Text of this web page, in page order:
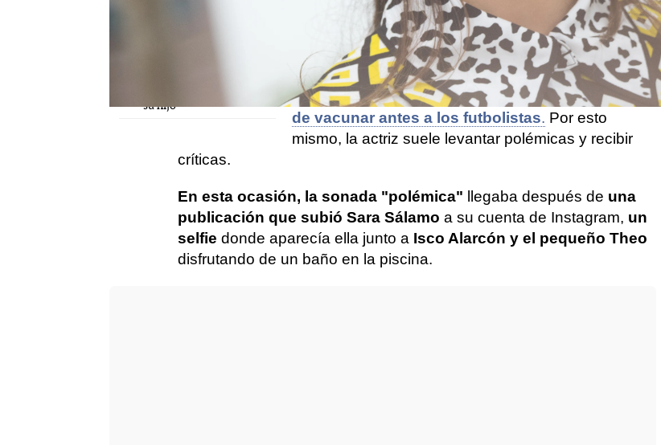
su hijo
día de su vida personal, pero también de la parte
profesional. Además, a demostrado queno duda en
dar su opinión sin pelos en la lengua, como
cuandocriticó duramente a Enrique Ponce,o
cuandose enfrentó a los que estaban en contra
de vacunar antes a los futbolistas. Por esto
mismo, la actriz suele levantar polémicas y recibir
críticas.
En esta ocasión, la sonada "polémica" llegaba después de una
publicación que subió Sara Sálamo a su cuenta de Instagram, un
selfie donde aparecía ella junto a Isco Alarcón y el pequeño Theo
disfrutando de un baño en la piscina.